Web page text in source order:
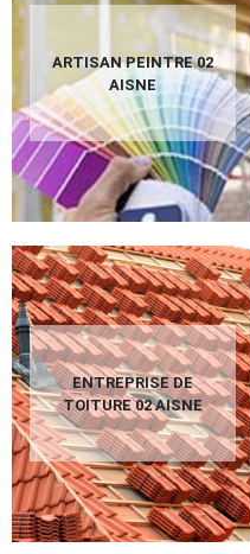
ARTISAN PEINTRE 02
AISNE
ENTREPRISE DE
TOITURE 02 AISNE